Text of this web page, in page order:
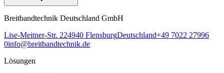
Breitbandtechnik Deutschland GmbH
Lise-Meitner-Str. 224940 FlensburgDeutschland+49 7022 27996
0info@breitbandtechnik.de
Lösungen